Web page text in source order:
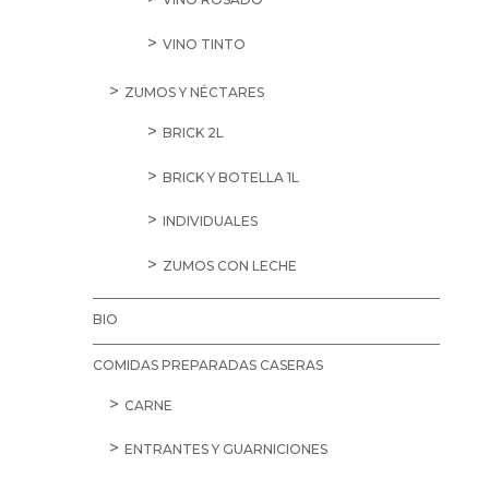
VINO TINTO
ZUMOS Y NÉCTARES
BRICK 2L
BRICK Y BOTELLA 1L
INDIVIDUALES
ZUMOS CON LECHE
BIO
COMIDAS PREPARADAS CASERAS
CARNE
ENTRANTES Y GUARNICIONES